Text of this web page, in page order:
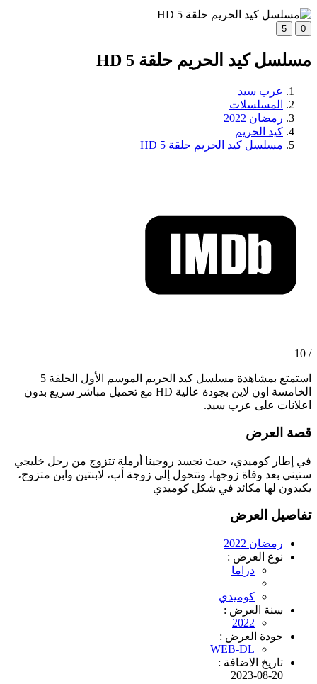
0
5
مسلسل كيد الحريم حلقة 5 HD
عرب سيد
المسلسلات
رمضان 2022
كيد الحريم
مسلسل كيد الحريم حلقة 5 HD
/ 10
استمتع بمشاهدة مسلسل كيد الحريم الموسم الأول الحلقة 5
الخامسة اون لاين بجودة عالية HD مع تحميل مباشر سريع بدون
اعلانات على عرب سيد.
قصة العرض
في إطار كوميدي، حيث تجسد روجينا أرملة تتزوج من رجل خليجي
ستيني بعد وفاة زوجها، وتتحول إلى زوجة أب، لابنتين وابن متزوج،
يكيدون لها مكائد في شكل كوميدي
تفاصيل العرض
رمضان 2022
نوع العرض :
دراما
كوميدي
سنة العرض :
2022
جودة العرض :
WEB-DL
تاريخ الاضافة :
2023-08-20